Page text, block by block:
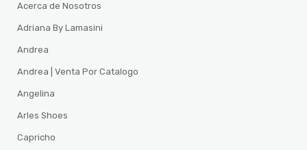
Acerca de Nosotros
Adriana By Lamasini
Andrea
Andrea | Venta Por Catalogo
Angelina
Arles Shoes
Capricho